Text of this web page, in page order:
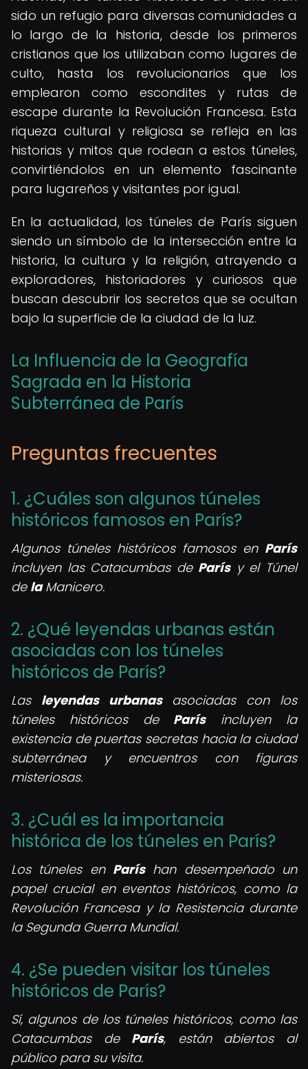
sido un refugio para diversas comunidades a
lo largo de la historia, desde los primeros
cristianos que los utilizaban como lugares de
culto, hasta los revolucionarios que los
emplearon como escondites y rutas de
escape durante la Revolución Francesa. Esta
riqueza cultural y religiosa se refleja en las
historias y mitos que rodean a estos túneles,
convirtiéndolos en un elemento fascinante
para lugareños y visitantes por igual.
En la actualidad, los túneles de París siguen
siendo un símbolo de la intersección entre la
historia, la cultura y la religión, atrayendo a
exploradores, historiadores y curiosos que
buscan descubrir los secretos que se ocultan
bajo la superficie de la ciudad de la luz.
La Influencia de la Geografía
Sagrada en la Historia
Subterránea de París
Preguntas frecuentes
1. ¿Cuáles son algunos túneles
históricos famosos en París?
Algunos túneles históricos famosos en París
incluyen las Catacumbas de Parísy el Túnel
de laManicero.
2. ¿Qué leyendas urbanas están
asociadas con los túneles
históricos de París?
Las leyendas urbanasasociadas con los
túneles históricos de Parísincluyen la
existencia de puertas secretas hacia la ciudad
subterránea y encuentros con figuras
misteriosas.
3. ¿Cuál es la importancia
histórica de los túneles en París?
Los túneles en Paríshan desempeñado un
papel crucial en eventos históricos, como la
Revolución Francesa y la Resistencia durante
la Segunda Guerra Mundial.
4. ¿Se pueden visitar los túneles
históricos de París?
Sí, algunos de los túneles históricos, como las
Catacumbas de París, están abiertos al
público para su visita.